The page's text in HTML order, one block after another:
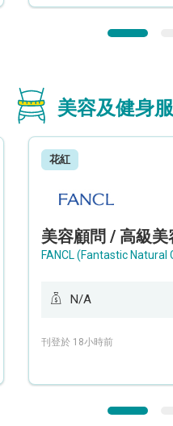
美容及健身
花紅
FANCL (Fantastic
N/A
刊登於 18小時前